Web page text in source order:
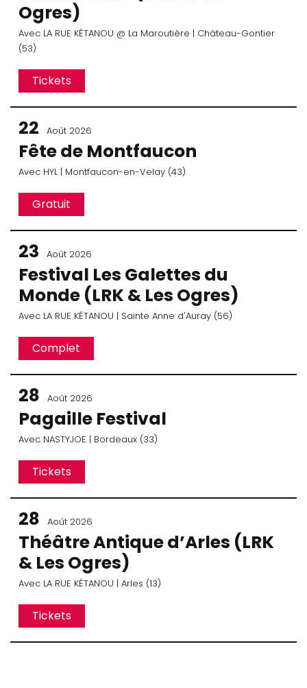
Ogres)
Avec LA RUE KÉTANOU @ La Maroutière | Château-Gontier
(53)
Tickets
22 Août 2026
Fête de Montfaucon
Avec HYL | Montfaucon-en-Velay (43)
Gratuit
23 Août 2026
Festival Les Galettes du
Monde (LRK & Les Ogres)
Avec LA RUE KÉTANOU | Sainte Anne d'Auray (56)
Complet
28 Août 2026
Pagaille Festival
Avec NASTYJOE | Bordeaux (33)
Tickets
28 Août 2026
Théâtre Antique d’Arles (LRK
& Les Ogres)
Avec LA RUE KÉTANOU | Arles (13)
Tickets